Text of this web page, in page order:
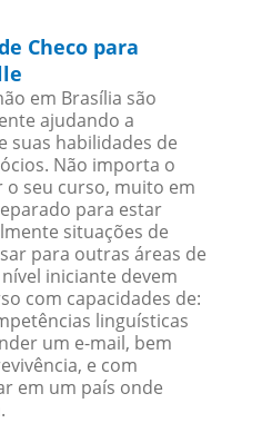
Checo para
em Brasília são
ajudando a
suas habilidades de
Não importa o
o seu curso, muito em
para estar
situações de
para outras áreas de
iniciante devem
com capacidades de:
linguísticas
um e-mail, bem
e com
em um país onde